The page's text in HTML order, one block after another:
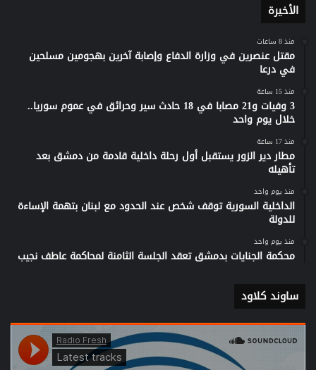
الأخيرة
منذ 8 ساعات
مقتل عنصرين في وزارة الدفاع وإصابة آخرين بهجومين مسلحين
في درعا
منذ 15 ساعة
3 وفيات و21 مصابا في 18 حادث سير وحرائق في عموم سوريا..
خلال يوم واحد
منذ 17 ساعة
مطار دير الزور يستقبل أول رحلة داخلية قادمة من دمشق بعد
تأهيله
منذ يوم واحد
الداخلية السورية توقف شخص عند الحدود مع لبنان بتهمة الإساءة
للدولة
منذ يوم واحد
محكمة الجنايات بدمشق تعقد الجلسة الثامنة لمحاكمة عاطف نجيب
ساوند كلاود